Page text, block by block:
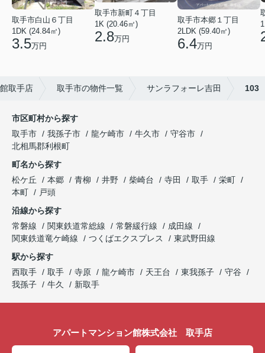
取手市白山６丁目
1DK (24.84㎡)
3.5万円
取手市新町４丁目
1K (20.46㎡)
2.8万円
取手市本郷１丁目
2LDK (59.40㎡)
6.4万円
取手店 取手市の物件一覧 サンラフォーレ吉田 103
市区町村から探す
取手市
我孫子市 龍ケ崎市 牛久市
守谷市
北相馬郡利根町
町名から探す
松ケ丘
本郷 青柳 井野 柴崎台 寺田 取手
栄町
本町
戸頭
沿線から探す
常磐線
関東鉄道常総線 常磐緩行線
成田線
関東鉄道竜ケ崎線
つくばエクスプレス
東武野田線
駅から探す
西取手
取手 寺原 龍ケ崎市 天王台 東我孫子
守谷
我孫子
牛久 新取手
アパートマンション館株式会社 取手店